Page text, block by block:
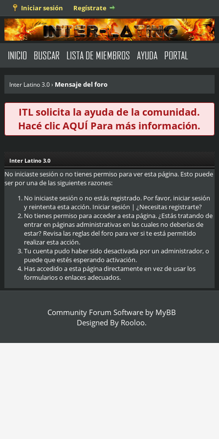
Iniciar sesión Regístrate
INICIO BUSCAR LISTA DE MIEMBROS AYUDA PORTAL
Inter Latino 3.0› Mensaje del foro
ITL solicita la ayuda de la comunidad.
Hacé clicAQUÍ Para más información.
Inter Latino 3.0
No iniciaste sesión o no tienes permiso para ver esta página. Esto puede
ser por una de las siguientes razones:
No iniciaste sesión o no estás registrado. Por favor, iniciar sesión
y reintenta esta acción. Iniciar sesión | ¿Necesitas registrarte?
No tienes permiso para acceder a esta página. ¿Estás tratando de
entrar en páginas administrativas en las cuales no deberías de
estar? Revisa las reglas del foro para ver si te está permitido
realizar esta acción.
Tu cuenta pudo haber sido desactivada por un administrador, o
puede que estés esperando activación.
Has accedido a esta página directamente en vez de usar los
formularios o enlaces adecuados.
Community Forum Software by MyBB
Designed By Rooloo.